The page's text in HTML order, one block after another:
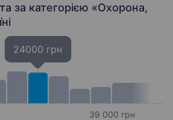
за категорією «Охорона,
24000 грн
39 000 грн